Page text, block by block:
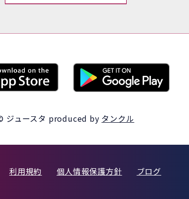
ジュースタ produced by タンクル
利用規約 個人情報保護方針 ブログ